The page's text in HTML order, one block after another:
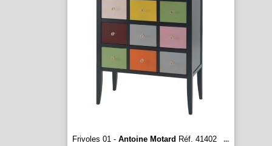
Frivoles 01 - Antoine Motard Réf. 41402
...